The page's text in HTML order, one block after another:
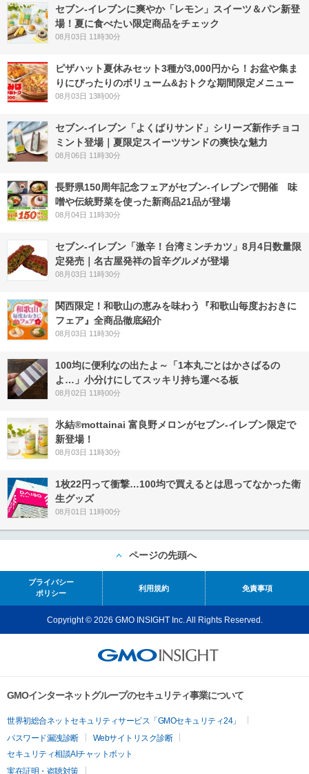
セブン‐イレブンに爽やか「レモン」スイーツ＆パン新登
場！夏に食べたい限定商品をチェック
08月03日 11時30分
ピザハット夏休みセット3種が3,000円から！お盆や集ま
りにぴったりのボリューム&おトクな期間限定メニュー
08月03日 13時00分
セブン‐イレブン「よくばりサンド」シリーズ新作チョコ
ミント登場｜夏限定スイーツサンドの爽快な魅力
08月06日 11時30分
長野県150周年記念フェアがセブン-イレブンで開催 味
噌や伝統野菜を使った新商品21品が登場
08月04日 11時30分
セブン-イレブン「激辛！台湾ミンチカツ」8月4日数量限
定発売｜名古屋発祥の旨辛グルメが登場
08月03日 11時30分
関西限定！和歌山の恵みを味わう『和歌山毎度おおきに
フェア』全商品徹底紹介
08月03日 11時30分
100均に便利なの出たよ～「1本丸ごとはかさばるの
よ…」小分けにしてスッキリ持ち運べる板
08月02日 11時00分
氷結®mottainai 富良野メロンがセブン‐イレブン限定で
新登場！
08月03日 11時30分
1枚22円って衝撃…100均で買えるとは思ってなかった衛
生グッズ
08月01日 11時00分
ページの先頭へ
プライバシー
ポリシー
利用規約 免責事項
Copyright © 2026 GMO INSIGHT Inc. All Rights Reserved.
GMOインターネットグループのセキュリティ事業について
世界初総合ネットセキュリティサービス「GMOセキュリティ24」
パスワード漏洩診断
Webサイトリスク診断
セキュリティ相談AIチャットボット
実在証明・盗聴対策